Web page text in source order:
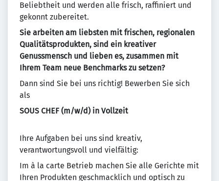
Beliebtheit und werden alle frisch, raffiniert und
gekonnt zubereitet.
Sie arbeiten am liebsten mit frischen, regionalen
Qualitätsprodukten, sind ein kreativer
Genussmensch und lieben es, zusammen mit
Ihrem Team neue Benchmarks zu setzen?
Dann sind Sie bei uns richtig! Bewerben Sie sich
als
SOUS CHEF (m/w/d) in Vollzeit
Ihre Aufgaben bei uns sind kreativ,
verantwortungsvoll und vielfältig:
Im à la carte Betrieb machen Sie alle Gerichte mit
Ihren Produkten geschmacklich und optisch zu